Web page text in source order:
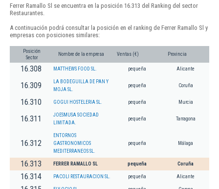
Ferrer Ramallo Sl se encuentra en la posición 16.313 del Ranking del sector
Restaurantes.
A continuación podrá consultar la posición en el ranking de Ferrer Ramallo Sl y
empresas con posiciones similares:
Posición
Sector
Nombre de la empresa Ventas (€) Provincia
16.308 MATTHEWS FOOD SL. pequeña Alicante
16.309
LA BODEGUILLA DE PAN Y
MOJA SL.
pequeña Coruña
16.310 GOGUI HOSTELERIA SL. pequeña Murcia
16.311
JOESMUSA SOCIEDAD
LIMITADA.
pequeña Tarragona
16.312
ENTORNOS
GASTRONOMICOS
MEDITERRANEOS SL.
pequeña Málaga
16.313 FERRER RAMALLO SL pequeña Coruña
16.314 PACOLI RESTAURACION SL. pequeña Alicante